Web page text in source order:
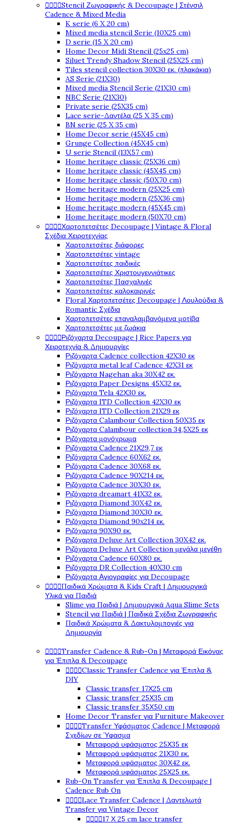
Stencil Ζωγραφικής & Decoupage | Στένσιλ
Cadence & Mixed Media
K serie (6 X 20 cm)
Mixed media stencil Serie (10X25 cm)
D serie (15 X 20 cm)
Home Decor Midi Stencil (25x25 cm)
Siluet Trendy Shadow Stencil (25X25 cm)
Tiles stencil collection 30X30 εκ. (πλακάκια)
AS Serie (21X30)
Mixed media Stencil Serie (21X30 cm)
NBC Serie (21X30)
Private serie (25X35 cm)
Lace serie-Δαντέλα (25 X 35 cm)
BN serie (25 X 35 cm)
Home Decor serie (45X45 cm)
Grunge Collection (45X45 cm)
U serie Stencil (13X57 cm)
Home heritage classic (25X36 cm)
Home heritage classic (45X45 cm)
Home heritage classic (50X70 cm)
Home heritage modern (25X25 cm)
Home heritage modern (25X36 cm)
Home heritage modern (45X45 cm)
Home heritage modern (50X70 cm)
Χαρτοπετσέτες Decoupage | Vintage & Floral
Σχέδια Χειροτεχνίας
Χαρτοπετσέτες διάφορες
Χαρτοπετσέτες vintage
Χαρτοπετσέτες παιδικές
Χαρτοπετσέτες Χριστουγεννιάτικες
Χαρτοπετσέτες Πασχαλινές
Χαρτοπετσέτες καλοκαιρινές
Floral Χαρτοπετσέτες Decoupage | Λουλούδια &
Romantic Σχέδια
Χαρτοπετσέτες επαναλαμβανόμενα μοτίβα
Χαρτοπετσέτες με ζωάκια
Ριζόχαρτα Decoupage | Rice Papers για
Χειροτεχνία & Δημιουργίες
Ριζόχαρτα Cadence collection 42X30 εκ
Ριζόχαρτα metal leaf Cadence 42X31 εκ
Ριζόχαρτα Nagehan aka 30X42 εκ.
Ριζόχαρτα Paper Designs 45X32 εκ.
Ριζόχαρτα Tela 42Χ30 εκ.
Ριζόχαρτα ITD Collection 42X30 εκ
Ριζόχαρτα ITD Collection 21X29 εκ
Ριζόχαρτα Calambour Collection 50X35 εκ
Ριζόχαρτα Calambour collection 34,5X25 εκ
Ριζόχαρτα μονόχρωμα
Ριζόχαρτα Cadence 21Χ29,7 εκ
Ριζόχαρτα Cadence 60X62 εκ.
Ριζόχαρτα Cadence 30X68 εκ.
Ριζόχαρτα Cadence 90X214 εκ.
Ριζόχαρτα Cadence 30X30 εκ.
Ριζόχαρτα dreamart 41X32 εκ.
Ριζόχαρτα Diamond 30X42 εκ.
Ριζόχαρτα Diamond 30X30 εκ.
Ριζόχαρτα Diamond 90x214 εκ.
Ριζόχαρτα 90X90 εκ.
Ριζόχαρτα Deluxe Art Collection 30X42 εκ.
Ριζόχαρτα Deluxe Art Collection μεγάλα μεγέθη
Ριζόχαρτα Cadence 60X80 εκ.
Ριζόχαρτα DR Collection 40X30 cm
Ριζόχαρτα Αγιογραφίες για Decoupage
Παιδικά Χρώματα & Kids Craft | Δημιουργικά
Υλικά για Παιδιά
Slime για Παιδιά | Δημιουργικά Aqua Slime Sets
Stencil για Παιδιά | Παιδικά Σχέδια Ζωγραφικής
Παιδικά Χρώματα & Δακτυλομπογιές για
Δημιουργία
Transfer Cadence & Rub-On | Μεταφορά Εικόνας
για Έπιπλα & Decoupage
Classic Transfer Cadence για Έπιπλα &
DIY
Classic transfer 17Χ25 cm
Classic transfer 25Χ35 cm
Classic transfer 35Χ50 cm
Home Decor Transfer για Furniture Makeover
Transfer Υφάσματος Cadence | Μεταφορά
Σχεδίων σε Ύφασμα
Μεταφορά υφάσματος 25Χ35 εκ
Μεταφορά υφάσματος 21Χ30 εκ.
Μεταφορά υφάσματος 30Χ42 εκ.
Μεταφορά υφάσματος 25Χ25 εκ.
Rub-On Transfer για Έπιπλα & Decoupage |
Cadence Rub On
Lace Transfer Cadence | Δαντελωτά
Transfer για Vintage Decor
17 Χ 25 cm lace transfer